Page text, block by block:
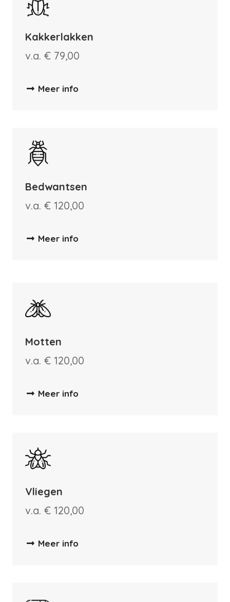
Kakkerlakken
v.a. € 79,00
Meer info
Bedwantsen
v.a. € 120,00
Meer info
Motten
v.a. € 120,00
Meer info
Vliegen
v.a. € 120,00
Meer info